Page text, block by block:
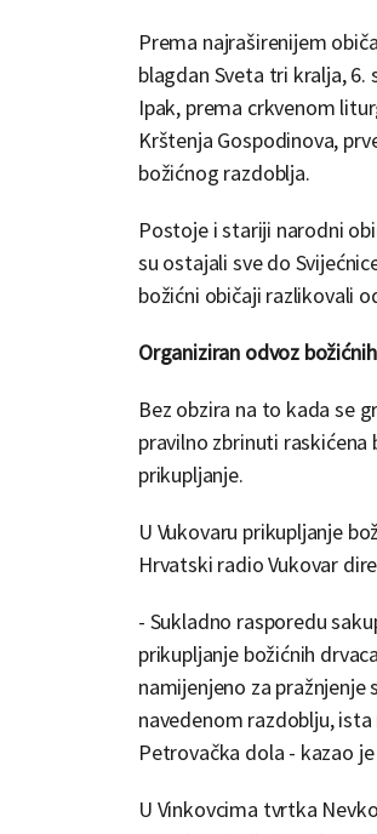
Prema najraširenijem
blagdan Sveta tri kralja,
Ipak, prema crkvenom
Krštenja Gospodinova,
božićnog razdoblja.
Postoje i stariji narodni
su ostajali sve do
božićni običaji razlikovali
Organiziran odvoz
Bez obzira na to kada se
pravilno zbrinuti raskićena
prikupljanje.
U Vukovaru prikupljanje
Hrvatski radio Vukovar
- Sukladno rasporedu
prikupljanje božićnih
namijenjeno za
navedenom razdoblju,
Petrovačka dola - kazao
U Vinkovcima tvrtka